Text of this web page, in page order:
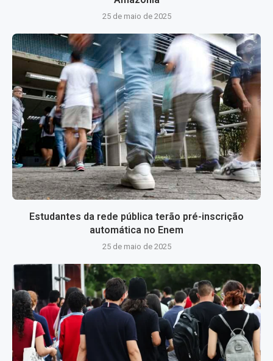
25 de maio de 2025
Estudantes da rede pública terão pré-inscrição
automática no Enem
25 de maio de 2025